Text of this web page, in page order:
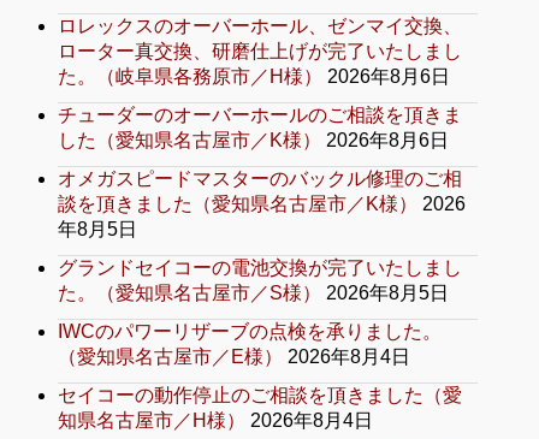
ロレックスのオーバーホール、ゼンマイ交換、
ローター真交換、研磨仕上げが完了いたしまし
た。（岐阜県各務原市／H様）
2026年8月6日
チューダーのオーバーホールのご相談を頂きま
した（愛知県名古屋市／K様）
2026年8月6日
オメガスピードマスターのバックル修理のご相
談を頂きました（愛知県名古屋市／K様）
2026
年8月5日
グランドセイコーの電池交換が完了いたしまし
た。（愛知県名古屋市／S様）
2026年8月5日
IWCのパワーリザーブの点検を承りました。
（愛知県名古屋市／E様）
2026年8月4日
セイコーの動作停止のご相談を頂きました（愛
知県名古屋市／H様）
2026年8月4日